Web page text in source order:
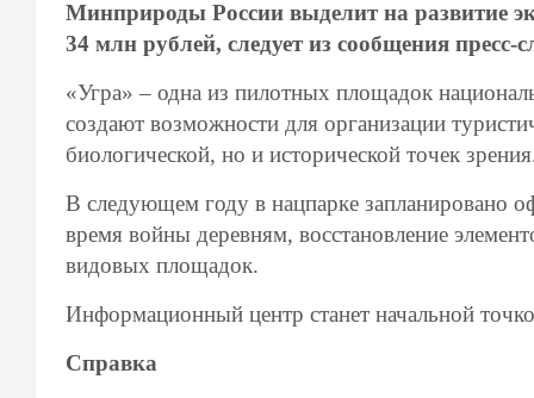
Минприроды России выделит на развитие
34 млн рублей, следует из сообщения
«Угра» – одна из пилотных площадок
создают возможности для организации
биологической, но и исторической точек
В следующем году в нацпарке запланировано
время войны деревням, восстановление
видовых площадок.
Информационный центр станет начальной
Справка